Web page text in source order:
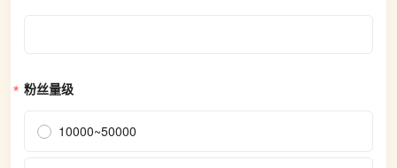
粉丝量级
10000~50000